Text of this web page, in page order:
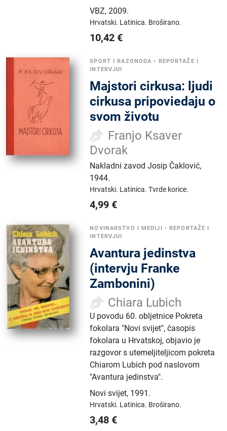
VBZ,2009.
Hrvatski. Latinica. Broširano.
10,42 €
SPORT I RAZONODA • REPORTAŽE I
INTERVJUI
Majstori cirkusa: ljudi
cirkusa pripoviedaju o
svom životu
Franjo Ksaver
Dvorak
Nakladni zavod Josip Čaklović,
1944.
Hrvatski. Latinica.Tvrde korice.
4,99 €
NOVINARSTVO I MEDIJI •REPORTAŽE I
INTERVJUI
Avantura jedinstva
(intervju Franke
Zambonini)
Chiara Lubich
U povodu 60. obljetnice Pokreta
fokolara "Novi svijet", časopis
fokolara u Hrvatskoj, objavio je
razgovor s utemeljiteljicom pokreta
Chiarom Lubich pod naslovom
"Avantura jedinstva".
Novi svijet, 1991.
Hrvatski. Latinica. Broširano.
3,48 €